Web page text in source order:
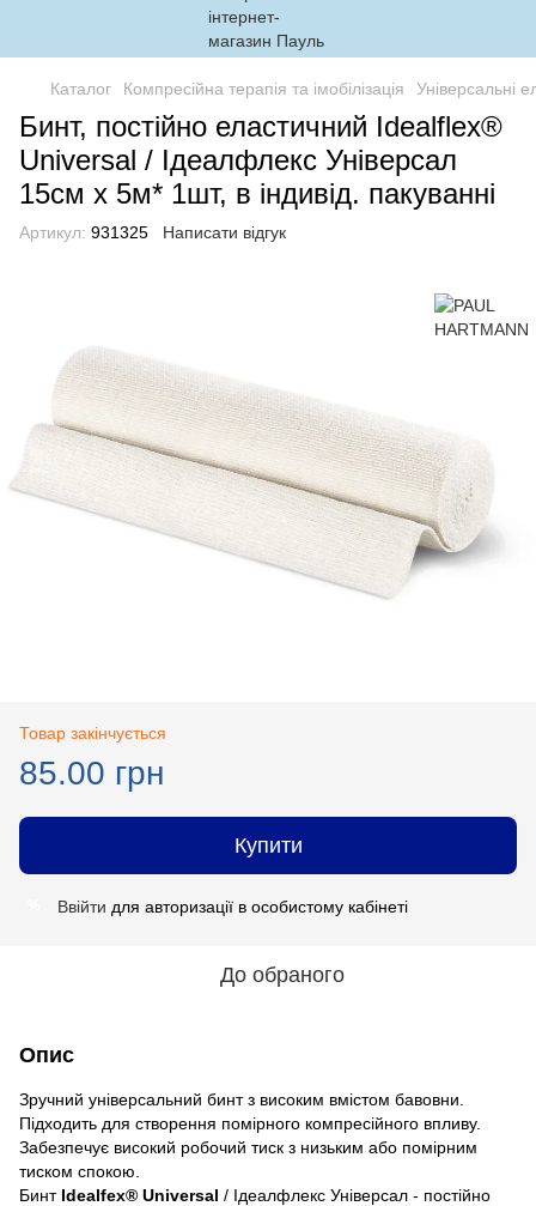
Каталог Компресійна терапія та імобілізація Універсальні
Бинт, постійно еластичний Idealflex®
Universal / Ідеалфлекс Універсал
15см х 5м* 1шт, в індивід. пакуванні
Артикул: 931325 Написати відгук
Товар закінчується
85.00 грн
Купити
Ввійти для авторизації в особистому кабінеті
До обраного
Опис
Зручний універсальний бинт з високим вмістом бавовни.
Підходить для створення помірного компресійного впливу.
Забезпечує високий робочий тиск з низьким або помірним
тиском спокою.
Бинт Idealfex® Universal / Ідеалфлекс Універсал - постійно